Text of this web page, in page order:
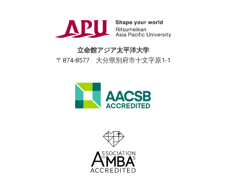
立命館アジア太平洋大学
〒874-8577 大分県別府市十文字原1-1